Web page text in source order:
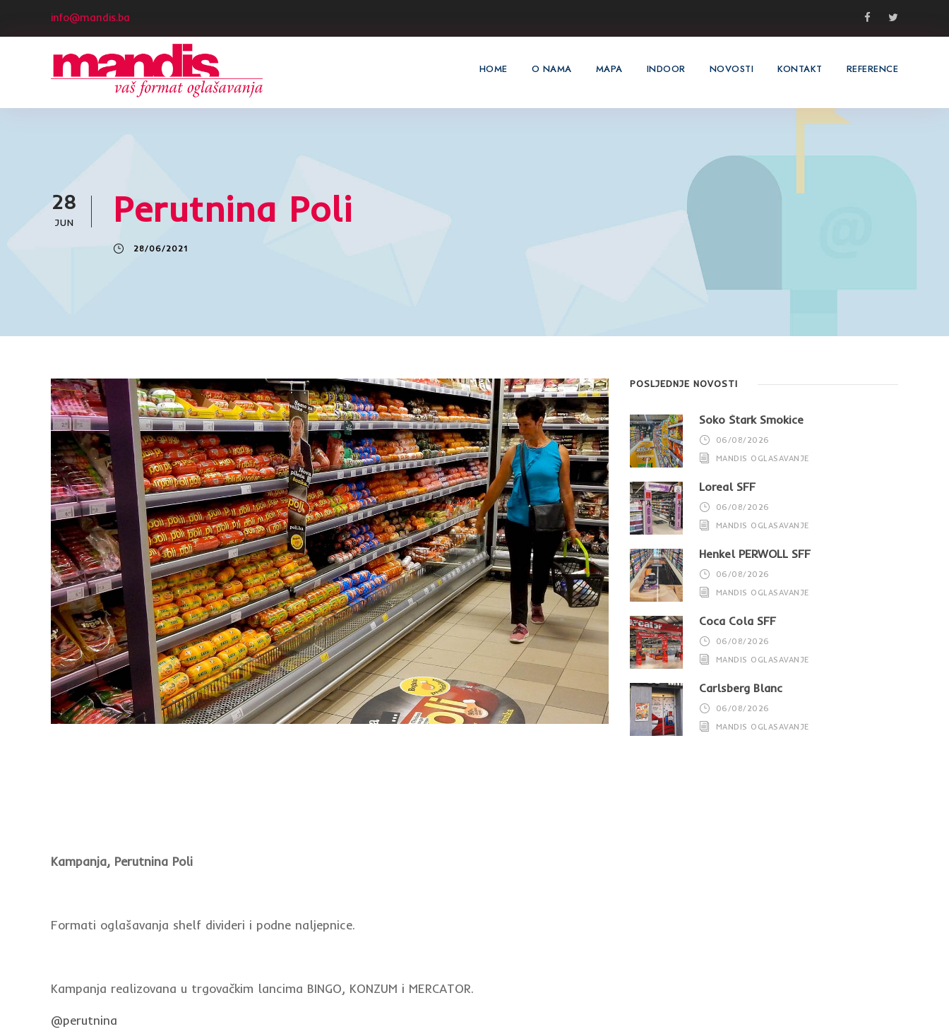
info@mandis.ba
HOME O NAMA MAPA INDOOR NOVOSTI KONTAKT REFERENCE
28
JUN Perutnina Poli
28/06/2021
Kampanja, Perutnina Poli
Formati oglašavanja shelf divideri i podne naljepnice.
Kampanja realizovana u trgovačkim lancima BINGO, KONZUM i MERCATOR.
@perutnina
POSLJEDNJE NOVOSTI
Soko Štark Smokice
06/08/2026
MANDIS OGLASAVANJE
Loreal SFF
06/08/2026
MANDIS OGLASAVANJE
Henkel PERWOLL SFF
06/08/2026
MANDIS OGLASAVANJE
Coca Cola SFF
06/08/2026
MANDIS OGLASAVANJE
Carlsberg Blanc
06/08/2026
MANDIS OGLASAVANJE